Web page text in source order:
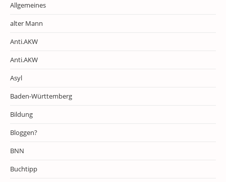
Allgemeines
alter Mann
Anti.AKW
Anti.AKW
Asyl
Baden-Württemberg
Bildung
Bloggen?
BNN
Buchtipp